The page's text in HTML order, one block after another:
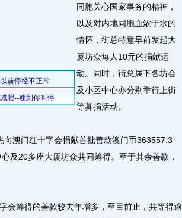
同胞关心国家事务的精神，
以及对内地同胞血浓于水的
情怀，街总特意早前发起大
厦坊众每人10元的捐献运
动。同时，街总属下各坊会
及小区中心亦分别举行上街
等募捐活动。
门红十字会捐献首批善款澳门币363557.3
及20多座大厦坊众共同筹得。至于其余善款，
筹得的善款较去年增多，至目前止，共等得逾